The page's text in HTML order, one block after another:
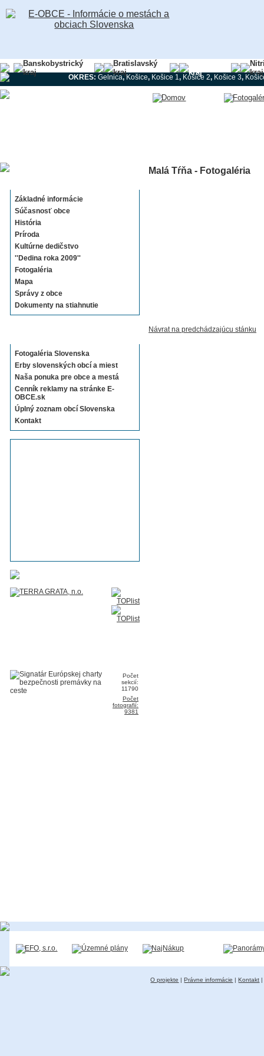
Banskobystrický
kraj
Bratislavský
kraj
kraj
kraj
OKRES:Gelnica,Košice, Košice 1, Košice 2, Košice 3,
Základné informácie
Súčasnosť obce
História
Príroda
Kultúrne dedičstvo
''Dedina roka 2009''
Fotogaléria
Mapa
Správy z obce
Dokumenty na stiahnutie
Fotogaléria Slovenska
Erby slovenských obcí a miest
Naša ponuka pre obce a mestá
Cenník reklamy na stránke E-
OBCE.sk
Úplný zoznam obcí Slovenska
Kontakt
Počet
sekcií:
11790
Počet
fotografií:
9381
Malá Tŕňa - Fotogaléria
Návrat na predchádzajúcu stánku
O projekte |Právne informácie |Kontakt